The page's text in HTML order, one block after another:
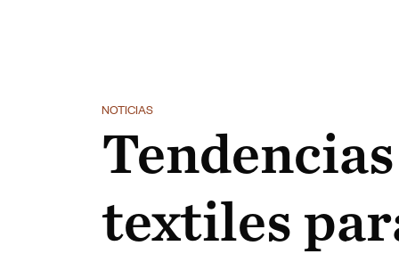
NOTICIAS
Tendencias
textiles